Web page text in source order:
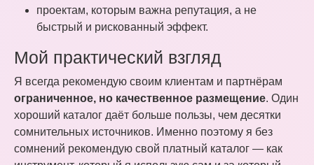
проектам, которым важна репутация, а не
быстрый и рискованный эффект.
Мой практический взгляд
Я всегда рекомендую своим клиентам и партнёрам
ограниченное, но качественное размещение. Один
хороший каталог даёт больше пользы, чем десятки
сомнительных источников. Именно поэтому я без
сомнений рекомендую свой платный каталог — как